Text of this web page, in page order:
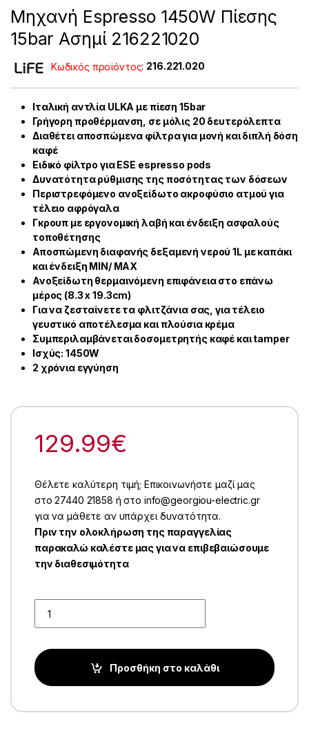
Μηχανή Espresso 1450W Πίεσης
15bar Ασημί 216221020
Κωδικός προϊόντος: 216.221.020
Ιταλική αντλία ULKA με πίεση 15bar
Γρήγορη προθέρμανση, σε μόλις 20 δευτερόλεπτα
Διαθέτει αποσπώμενα φίλτρα για μονή και διπλή δόση
καφέ
Ειδικό φίλτρο για ESE espresso pods
Δυνατότητα ρύθμισης της ποσότητας των δόσεων
Περιστρεφόμενο ανοξείδωτο ακροφύσιο ατμού για
τέλειο αφρόγαλα
Γκρουπ με εργονομική λαβή και ένδειξη ασφαλούς
τοποθέτησης
Αποσπώμενη διαφανής δεξαμενή νερού 1L με καπάκι
και ένδειξη MIN/ MAX
Ανοξείδωτη θερμαινόμενη επιφάνεια στο επάνω
μέρος (8.3 x 19.3cm)
Για να ζεσταίνετε τα φλιτζάνια σας, για τέλειο
γευστικό αποτέλεσμα και πλούσια κρέμα
Συμπεριλαμβάνεται δοσομετρητής καφέ και tamper
Ισχύς: 1450W
2 χρόνια εγγύηση
129.99€
Θέλετε καλύτερη τιμή; Επικοινωνήστε μαζί μας
στο 27440 21858 ή στο info@georgiou-electric.gr
για να μάθετε αν υπάρχει δυνατότητα.
Πριν την ολοκλήρωση της παραγγελίας
παρακαλώ καλέστε μας για να επιβεβαιώσουμε
την διαθεσιμότητα
Προσθήκη στο καλάθι